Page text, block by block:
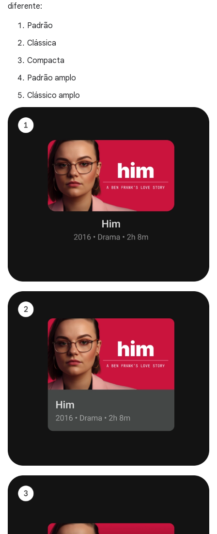
diferente:
Padrão
Clássica
Compacta
Padrão amplo
Clássico amplo